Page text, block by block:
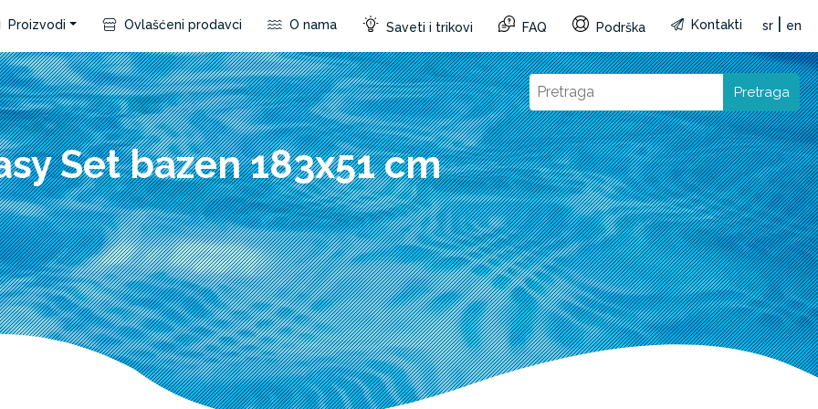
Proizvodi Ovlašćeni prodavci O nama Saveti i trikovi FAQ Podrška Kontakti sr en
Pretraga
Set bazen 183x51 cm